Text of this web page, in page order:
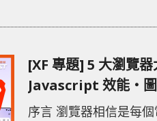
會將其納入付費訂閱
式，並可隨時在設定面
於 Copilot 應用程式的
[XF 專題] 5 大瀏覽
Javascript 效能‧
序言 瀏覽器相信是每